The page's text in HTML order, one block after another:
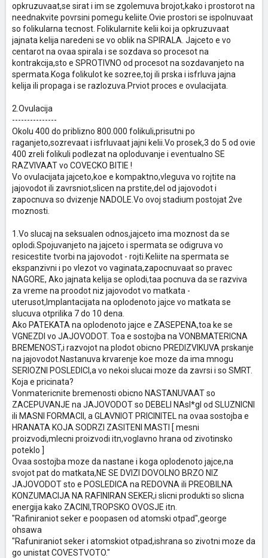
opkruzuvaat,se sirat i im se zgolemuva brojot,kako i prostorot na
neednakvite povrsini pomegu keliite.Ovie prostori se ispolnuvaat
so folikularna tecnost. Folikularnite kelii koi ja opkruzuvaat
jajnata kelija naredeni se vo oblik na SPIRALA. Jajceto e vo
centarot na ovaa spirala i se sozdava so procesot na
kontrakcija,sto e SPROTIVNO od procesot na sozdavanjeto na
spermata.Koga folikulot ke sozree,toj ili prska i isfrluva jajna
kelija ili propaga i se razlozuva.Prviot proces e ovulacijata.
2.Ovulacija
---------------
Okolu 400 do priblizno 800.000 folikuli,prisutni po
raganjeto,sozrevaat i isfrluvaat jajni kelii.Vo prosek,3 do 5 od ovie
400 zreli folikuli podlezat na oploduvanje i eventualno SE
RAZVIVAAT vo COVECKO BITIE !
Vo ovulacijata jajceto,koe e kompaktno,vleguva vo rojtite na
jajovodot ili zavrsniot,slicen na prstite,del od jajovodot i
zapocnuva so dvizenje NADOLE.Vo ovoj stadium postojat 2ve
moznosti.
1.Vo slucaj na seksualen odnos,jajceto ima moznost da se
oplodi.Spojuvanjeto na jajceto i spermata se odigruva vo
resicestite tvorbi na jajovodot - rojti.Keliite na spermata se
ekspanzivni i po vlezot vo vaginata,zapocnuvaat so pravec
NAGORE, Ako jajnata kelija se oplodi,taa pocnuva da se razviva
za vreme na proodot niz jajovodot vo matkata -
uterusot,Implantacijata na oplodenoto jajce vo matkata se
slucuva otprilika 7 do 10 dena.
Ako PATEKATA na oplodenoto jajce e ZASEPENA,toa ke se
VGNEZDI vo JAJOVODOT. Toa e sostojba na VONBMATERICNA
BREMENOST,i razvojot na plodot obicno PREDIZVIKUVA prskanje
na jajovodot.Nastanuva krvarenje koe moze da ima mnogu
SERIOZNI POSLEDICI,a vo nekoi slucai moze da zavrsi i so SMRT.
Koja e pricinata?
Vonmatericnite bremenosti obicno NASTANUVAAT so
ZACEPUVANJE na JAJOVODOT so DEBELI NAsl*gI od SLUZNICNI
ili MASNI FORMACII, a GLAVNIOT PRICINITEL na ovaa sostojba e
HRANATA KOJA SODRZI ZASITENI MASTI [ mesni
proizvodi,mlecni proizvodi itn,voglavno hrana od zivotinsko
poteklo ]
Ovaa sostojba moze da nastane i koga oplodenoto jajce,na
svojot pat do matkata,NE SE DVIZI DOVOLNO BRZO NIZ
JAJOVODOT sto e POSLEDICA na REDOVNA ili PREOBILNA
KONZUMACIJA NA RAFINIRAN SEKER,i slicni produkti so slicna
energija kako ZACINI,TROPSKO OVOSJE itn.
"Rafiniraniot seker e poopasen od atomski otpad",george
ohsawa
"Rafuniraniot seker i atomskiot otpad,ishrana so zivotni moze da
go unistat COVESTVOTO."